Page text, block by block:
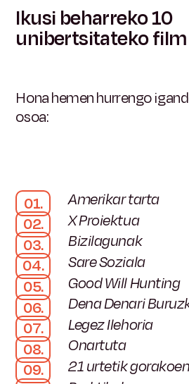
Ikusi beharreko 10
unibertsitateko film
Hona hemen hurrengo
osoa:
Amerikar tarta
X Proiektua
Bizilagunak
Sare Soziala
Good Will Hunting
Dena Denari
Legez Ilehoria
Onartuta
21 urtetik